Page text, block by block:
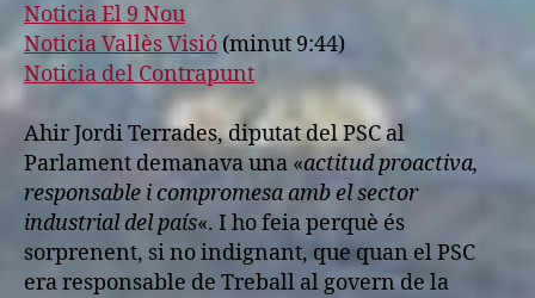
Noticia El 9 Nou
Noticia Vallès Visió (minut 9:44)
Noticia del Contrapunt
Ahir Jordi Terrades, diputat del PSC al
Parlament demanava una «actitud proactiva,
responsable i compromesa amb el sector
industrial del país«. I ho feia perquè és
sorprenent, si no indignant, que quan el PSC
era responsable de Treball al govern de la